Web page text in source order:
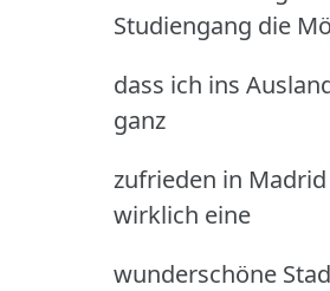
Studiengang die
dass ich ins
ganz
zufrieden in
wirklich eine
wunderschöne